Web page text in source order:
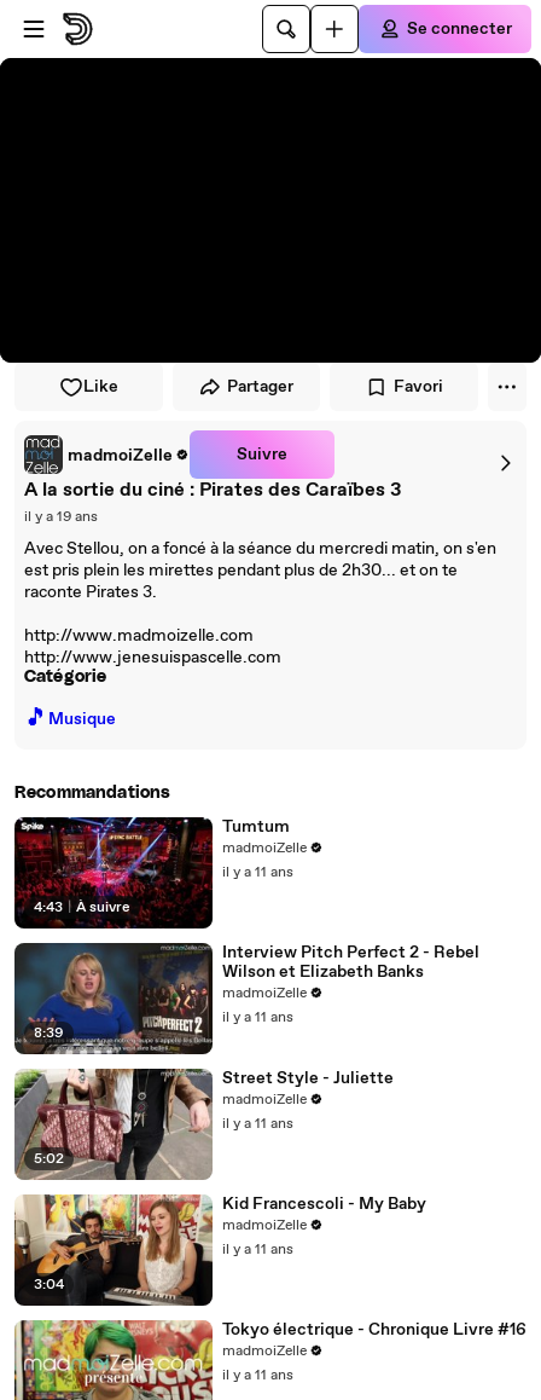
Passer au player
Passer au contenu principal
Se connecter
Like Partager Favori
madmoiZelle Suivre
A la sortie du ciné : Pirates des Caraïbes 3
il y a 19 ans
Avec Stellou, on a foncé à la séance du mercredi matin, on s'en
est pris plein les mirettes pendant plus de 2h30... et on te
raconte Pirates 3.
http://www.madmoizelle.com
http://www.jenesuispascelle.com
Catégorie
🎵 Musique
Recommandations
4:43 | À suivre
Tumtum
madmoiZelle
il y a 11 ans
8:39
Interview Pitch Perfect 2 - Rebel
Wilson et Elizabeth Banks
madmoiZelle
il y a 11 ans
5:02
Street Style - Juliette
madmoiZelle
il y a 11 ans
3:04
Kid Francescoli - My Baby
madmoiZelle
il y a 11 ans
Tokyo électrique - Chronique Livre #16
madmoiZelle
il y a 11 ans